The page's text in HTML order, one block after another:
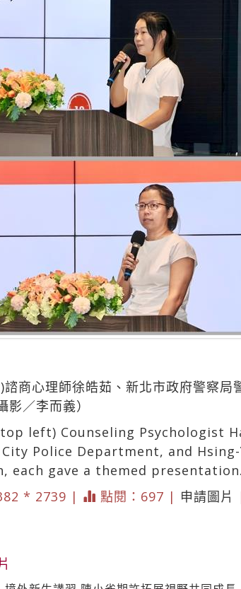
諮商心理師徐皓茹、新北市政府警察
影／李而義）
left) Counseling Psychologist
Police Department, and
each gave a themed presentation.
* 2739 |
點閱：697 | 申請圖片